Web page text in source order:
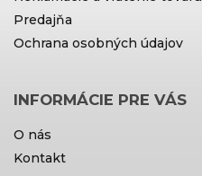
Predajňa
Ochrana osobných údajov
INFORMÁCIE PRE VÁS
O nás
Kontakt